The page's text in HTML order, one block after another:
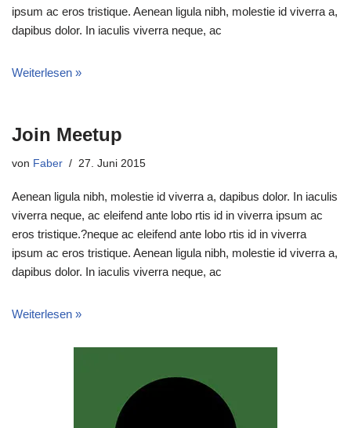
ipsum ac eros tristique. Aenean ligula nibh, molestie id viverra a,
dapibus dolor. In iaculis viverra neque, ac
Weiterlesen »
Join Meetup
von Faber 27. Juni 2015
Aenean ligula nibh, molestie id viverra a, dapibus dolor. In iaculis
viverra neque, ac eleifend ante lobo rtis id in viverra ipsum ac
eros tristique.?neque ac eleifend ante lobo rtis id in viverra
ipsum ac eros tristique. Aenean ligula nibh, molestie id viverra a,
dapibus dolor. In iaculis viverra neque, ac
Weiterlesen »